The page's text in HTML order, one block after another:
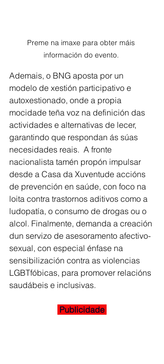
Preme na imaxe para obter máis
información do evento.
Ademais, o BNG aposta por un
modelo de xestión participativo e
autoxestionado, onde a propia
mocidade teña voz na definición das
actividades e alternativas de lecer,
garantindo que respondan ás súas
necesidades reais.  A fronte
nacionalista tamén propón impulsar
desde a Casa da Xuventude accións
de prevención en saúde, con foco na
loita contra trastornos aditivos como a
ludopatía, o consumo de drogas ou o
alcol. Finalmente, demanda a creación
dun servizo de asesoramento afectivo-
sexual, con especial énfase na
sensibilización contra as violencias
LGBTfóbicas, para promover relacións
saudábeis e inclusivas.
Publicidade